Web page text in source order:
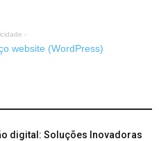
-
digital: Soluções Inovadoras